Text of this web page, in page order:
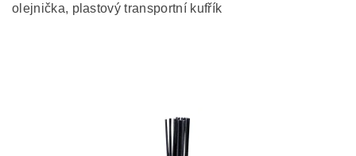
olejnička, plastový transportní kufřík